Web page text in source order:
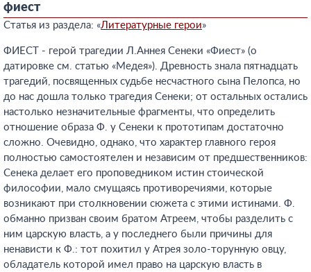
фиест
Статья из раздела: «Литературные герои»
ФИЕСТ - герой трагедии Л.Аннея Сенеки «Фиест» (о
датировке см. статью «Медея»). Древность знала пятнадцать
трагедий, посвященных судьбе несчастного сына Пелопса, но
до нас дошла только трагедия Сенеки; от остальных остались
настолько незначительные фрагменты, что определить
отношение образа Ф. у Сенеки к прототипам достаточно
сложно. Очевидно, однако, что характер главного героя
полностью самостоятелен и независим от предшественников:
Сенека делает его проповедником истин стоической
философии, мало смущаясь противоречиями, которые
возникают при столкновении сюжета с этими истинами. Ф.
обманно призван своим братом Атреем, чтобы разделить с
ним царскую власть, а у последнего были причины для
ненависти к Ф.: тот похитил у Атрея золо-торунную овцу,
обладатель которой имел право на царскую власть в